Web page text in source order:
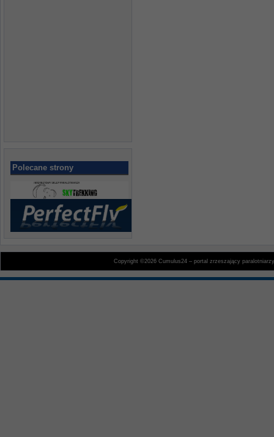
Polecane strony
Copyright ©2026 Cumulus24 – portal zrzeszający